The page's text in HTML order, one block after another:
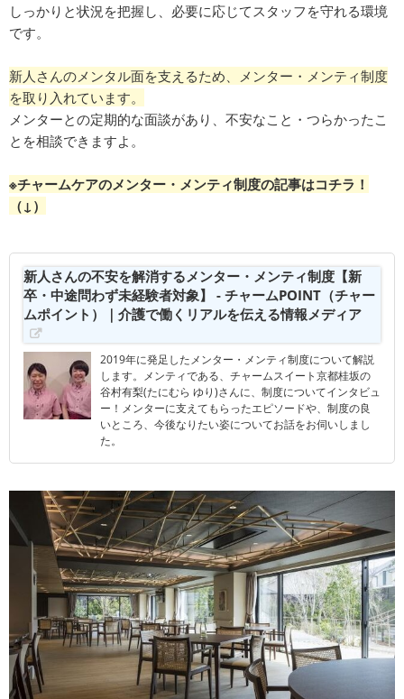
しっかりと状況を把握し、必要に応じてスタッフを守れる環境
です。
新人さんのメンタル面を支えるため、メンター・メンティ制度
を取り入れています。
メンターとの定期的な面談があり、不安なこと・つらかったこ
とを相談できますよ。
※チャームケアのメンター・メンティ制度の記事はコチラ！
（↓）
新人さんの不安を解消するメンター・メンティ制度【新
卒・中途問わず未経験者対象】 - チャームPOINT（チャー
ムポイント）｜介護で働くリアルを伝える情報メディア
2019年に発足したメンター・メンティ制度について解説
します。メンティである、チャームスイート京都桂坂の
谷村有梨(たにむら ゆり)さんに、制度についてインタビュ
ー！メンターに支えてもらったエピソードや、制度の良
いところ、今後なりたい姿についてお話をお伺いしまし
た。